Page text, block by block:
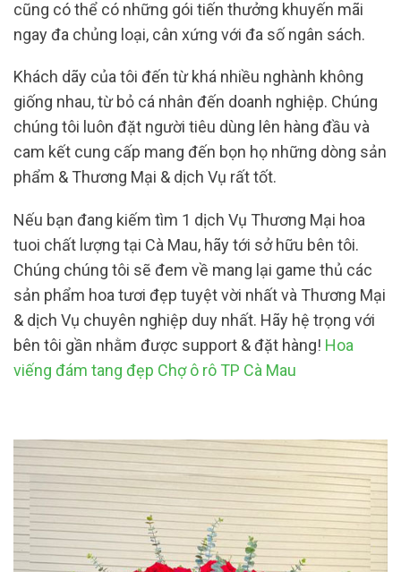
cũng có thể có những gói tiến thưởng khuyến mãi
ngay đa chủng loại, cân xứng với đa số ngân sách.
Khách dãy của tôi đến từ khá nhiều nghành không
giống nhau, từ bỏ cá nhân đến doanh nghiệp. Chúng
chúng tôi luôn đặt người tiêu dùng lên hàng đầu và
cam kết cung cấp mang đến bọn họ những dòng sản
phẩm & Thương Mại & dịch Vụ rất tốt.
Nếu bạn đang kiếm tìm 1 dịch Vụ Thương Mại hoa
tuoi chất lượng tại Cà Mau, hãy tới sở hữu bên tôi.
Chúng chúng tôi sẽ đem về mang lại game thủ các
sản phẩm hoa tươi đẹp tuyệt vời nhất và Thương Mại
& dịch Vụ chuyên nghiệp duy nhất. Hãy hệ trọng với
bên tôi gần nhằm được support & đặt hàng! Hoa
viếng đám tang đẹp Chợ ô rô TP Cà Mau